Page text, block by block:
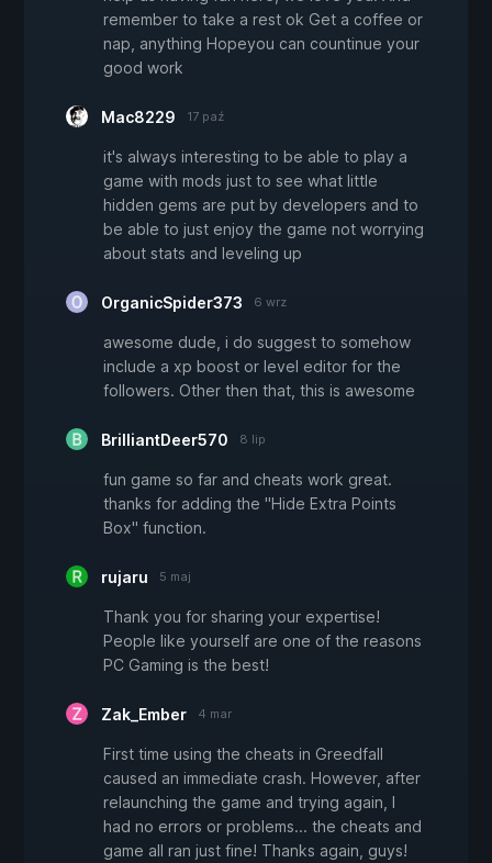
remember to take a rest ok Get a coffee or
nap, anything Hopeyou can countinue your
good work
Mac8229 17 paź
it's always interesting to be able to play a
game with mods just to see what little
hidden gems are put by developers and to
be able to just enjoy the game not worrying
about stats and leveling up
OrganicSpider373 6 wrz
awesome dude, i do suggest to somehow
include a xp boost or level editor for the
followers. Other then that, this is awesome
BrilliantDeer570 8 lip
fun game so far and cheats work great.
thanks for adding the "Hide Extra Points
Box" function.
rujaru 5 maj
Thank you for sharing your expertise!
People like yourself are one of the reasons
PC Gaming is the best!
Zak_Ember 4 mar
First time using the cheats in Greedfall
caused an immediate crash. However, after
relaunching the game and trying again, I
had no errors or problems... the cheats and
game all ran just fine! Thanks again, guys!